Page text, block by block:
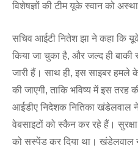
विशेषज्ञों की टीम यूके स्वान को
सचिव आईटी नितेश झा ने कहा कि
किया जा चुका है, और जल्द ही
जारी हैं। साथ ही, इस साइबर हमले
की जाएगी, ताकि भविष्य में इस
आईडीए निदेशक नितिका खंडेलवाल
वेबसाइटों को स्कैन कर रहे हैं।
को सस्पेंड कर दिया था। खंडेलवाल